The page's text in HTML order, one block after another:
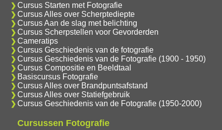
Cursus Starten met Fotografie
Cursus Alles over Scherptediepte
Cursus Aan de slag met belichting
Cursus Scherpstellen voor Gevorderden
Cameratips
Cursus Geschiedenis van de fotografie
Cursus Geschiedenis van de Fotografie (1900 - 1950)
Cursus Compositie en Beeldtaal
Basiscursus Fotografie
Cursus Alles over Brandpuntsafstand
Cursus Alles over Statiefgebruik
Cursus Geschiedenis van de Fotografie (1950-2000)
Cursussen Fotografie